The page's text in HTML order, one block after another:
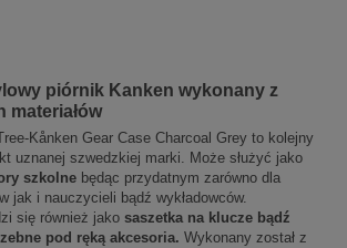
piórnik Kanken wykonany z
materiałów
Kånken Gear Case Charcoal Grey to kolejny
uznanej szwedzkiej marki. Może służyć jako
szkolne będąc przydatnym zarówno dla
jak i nauczycieli bądź wykładowców.
się również jako saszetka na klucze bądź
pod ręką akcesoria. Wykonany został z